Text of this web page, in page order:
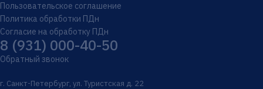
Пользовательское соглашение
Политика обработки ПДн
Согласие на обработку ПДн
8 (931) 000-40-50
Обратный звонок
г. Санкт-Петербург, ул. Туристская д. 22